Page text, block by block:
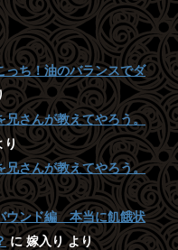
っち！油のバランスでダ
兄さんが教えてやろう。
り
兄さんが教えてやろう。
ウンド編 本当に飢餓状
に嫁入り より